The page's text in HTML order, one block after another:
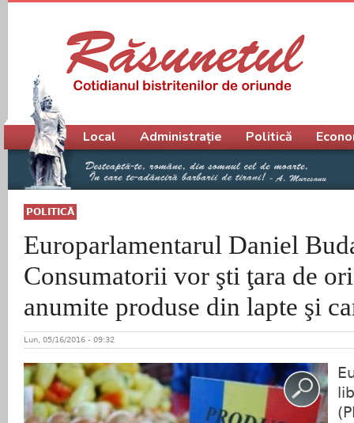
POLITICĂ
Europarlamentarul Daniel
Consumatorii vor şti ţara de
anumite produse din lapte şi
Lun, 05/16/2016 - 09:32
Meniu principal
Local Administrație Politică